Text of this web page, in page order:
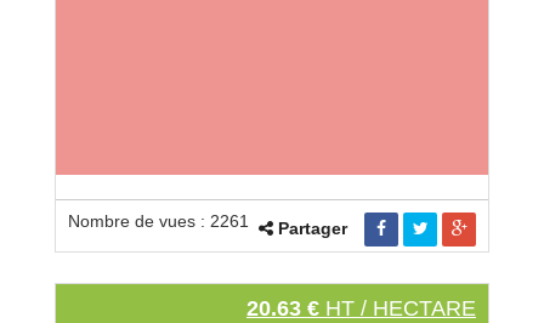
Nombre de vues : 2261 Partager
20.63 € HT / HECTARE